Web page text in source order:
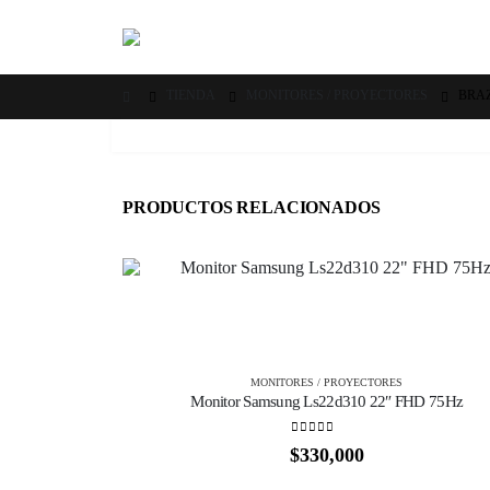
PRODUCTOS RELACIONADOS
MONITORES / PROYECTORES
Monitor Samsung Ls22d310 22″ FHD 75Hz
0
$330,000